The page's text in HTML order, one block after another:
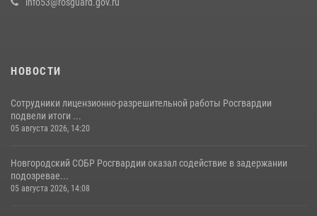
НОВОСТИ
Сотрудники лицензионно-разрешительной работы Росгвардии
подвели итоги ...
05 августа 2026, 14:20
Новгородский СОБР Росгвардии оказал содействие в задержании
подозревае...
05 августа 2026, 14:08